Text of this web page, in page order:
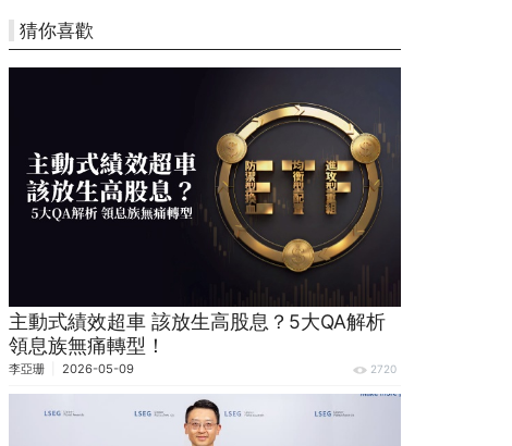
猜你喜歡
主動式績效超車 該放生高股息？5大QA解析
領息族無痛轉型！
李亞珊 2026-05-09 2720